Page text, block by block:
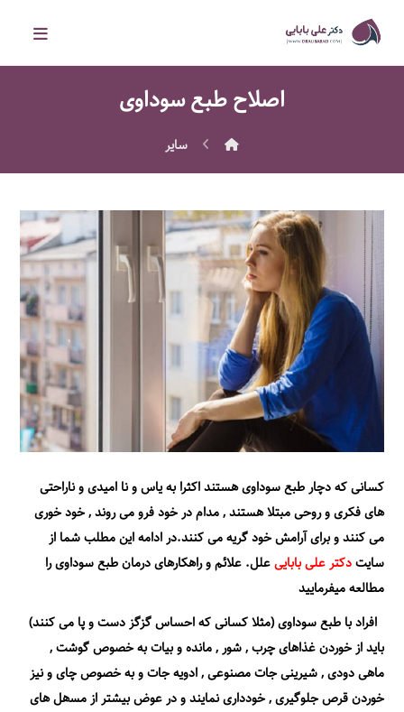
اصلاح طبع سوداوی
سایر
کسانی که دچار طبع سوداوی هستند اکثرا به یاس و نا امیدی و ناراحتی
ھای فکری و روحی مبتلا ھستند , مدام در خود فرو می روند , خود خوری
می کنند و برای آرامش خود گریه می کنند.در ادامه این مطلب شما از
سایتدکتر علی باباییعلل. علائم و راهکارهای درمان طبع سوداوی را
مطالعه میفرمایید
افراد با طبع سوداوی (مثلا کسانی که احساس گزگز دست و پا می کنند)
باید از خوردن غذاھای چرب , شور , مانده و بیات به خصوص گوشت ,
ماھی دودی , شیرینی جات مصنوعی , ادویه جات و به خصوص چای و نیز
خوردن قرص جلوگیری , خودداری نمایند و در عوض بیشتر از مسھل ھای